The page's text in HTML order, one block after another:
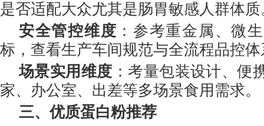
是否适配大众尤其是肠胃敏感人群体质
安全管控维度 ：参考重金属、微
标，查看生产车间规范与全流程品控
场景实用维度 ：考量包装设计、便
家、办公室、出差等多场景食用需求。
三、优质蛋白粉推荐